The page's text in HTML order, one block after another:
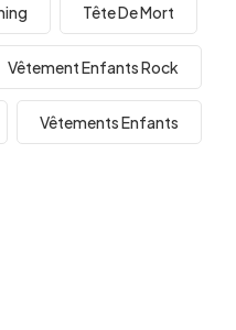
Tête De Mort
Vêtement Enfants Rock
Vêtements Enfants